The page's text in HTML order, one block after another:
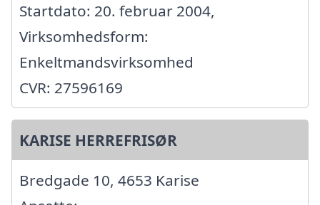
Startdato: 20. februar 2004,
Virksomhedsform:
Enkeltmandsvirksomhed
CVR: 27596169
KARISE HERREFRISØR
Bredgade 10, 4653 Karise